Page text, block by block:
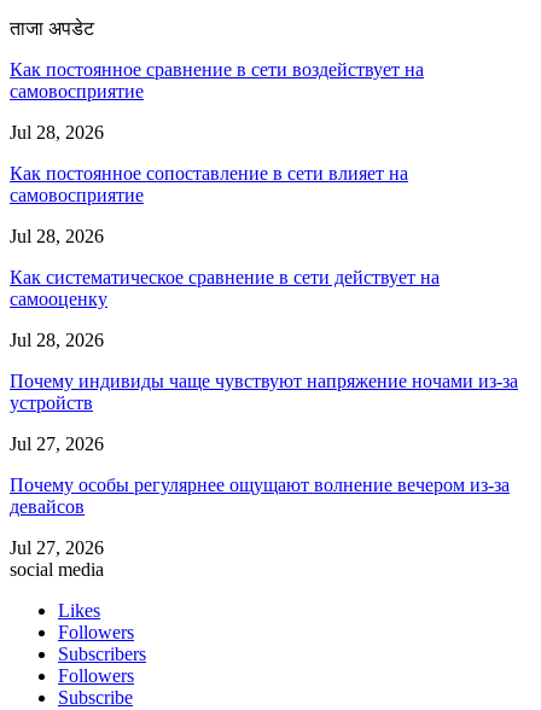
ताजा अपडेट
Как постоянное сравнение в сети воздействует на
самовосприятие
Jul 28, 2026
Как постоянное сопоставление в сети влияет на
самовосприятие
Jul 28, 2026
Как систематическое сравнение в сети действует на
самооценку
Jul 28, 2026
Почему индивиды чаще чувствуют напряжение ночами из-за
устройств
Jul 27, 2026
Почему особы регулярнее ощущают волнение вечером из-за
девайсов
Jul 27, 2026
social media
Likes
Followers
Subscribers
Followers
Subscribe